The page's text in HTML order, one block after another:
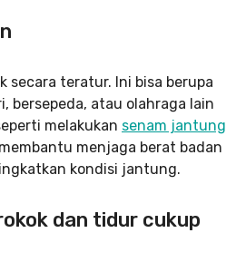
secara teratur. Ini bisa berupa
bersepeda, atau olahraga lain
melakukan senam jantung
menjaga berat badan
kondisi jantung.
dan tidur cukup